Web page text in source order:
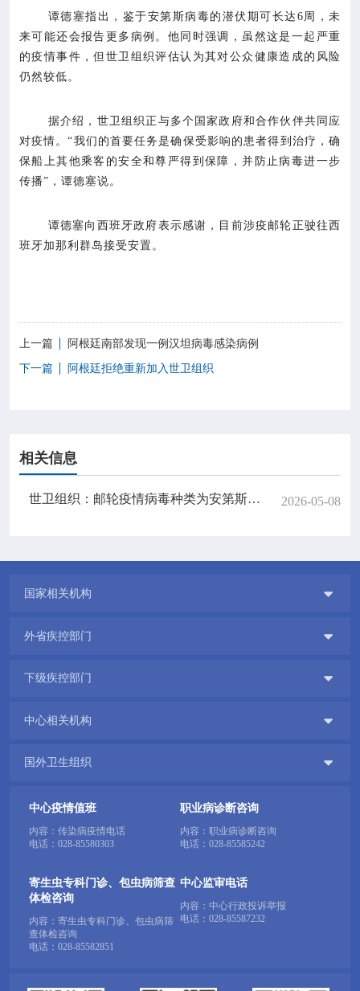
谭德塞指出，鉴于安第斯病毒的潜伏期可长达6周，未
来可能还会报告更多病例。他同时强调，虽然这是一起严重
的疫情事件，但世卫组织评估认为其对公众健康造成的风险
仍然较低。
据介绍，世卫组织正与多个国家政府和合作伙伴共同应
对疫情。“我们的首要任务是确保受影响的患者得到治疗，确
保船上其他乘客的安全和尊严得到保障，并防止病毒进一步
传播”，谭德塞说。
谭德塞向西班牙政府表示感谢，目前涉疫邮轮正驶往西
班牙加那利群岛接受安置。
上一篇
阿根廷南部发现一例汉坦病毒感染病例
下一篇
阿根廷拒绝重新加入世卫组织
相关信息
世卫组织：邮轮疫情病毒种类为安第斯病毒 迄今已报告8例确诊5例 2026-05-08
国家相关机构 
外省疾控部门 
下级疾控部门 
中心相关机构 
国外卫生组织 
中心疫情值班
内容：传染病疫情电话
电话： 028-85580303
职业病诊断咨询
内容：职业病诊断咨询
电话： 028-85585242
寄生虫专科门诊、包虫病筛查
体检咨询
内容：寄生虫专科门诊、包虫病筛
查体检咨询
电话： 028-85582851
中心监审电话
内容：中心行政投诉举报
电话： 028-85587232